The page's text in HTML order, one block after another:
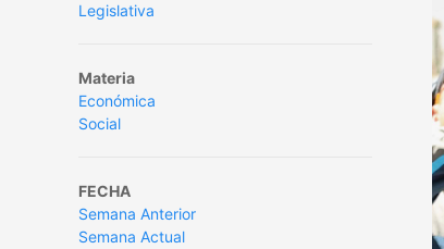
Legislativa
Materia
Económica
Social
FECHA
Semana Anterior
Semana Actual